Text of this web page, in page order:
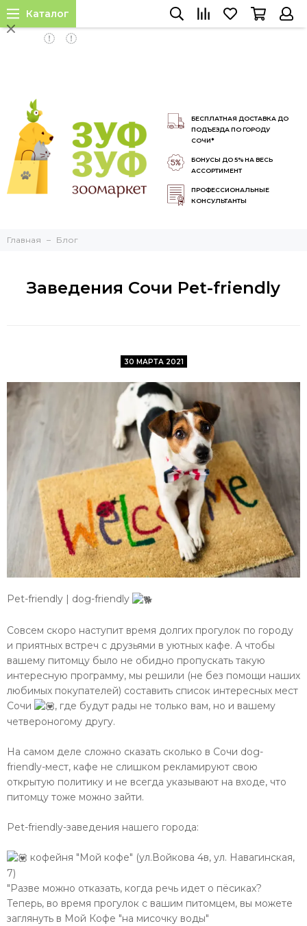
INSTALL APP
БЕСПЛАТНАЯ ДОСТАВКА ДО
ПОДЪЕЗДА ПО ГОРОДУ
СОЧИ*
БОНУСЫ ДО 5% НА ВЕСЬ
АССОРТИМЕНТ
ПРОФЕССИОНАЛЬНЫЕ
КОНСУЛЬТАНТЫ
Каталог
Главная Блог
Заведения Сочи Pet-friendly
30 МАРТА 2021
Pet-friendly | dog-friendly
Совсем скоро наступит время долгих прогулок по городу
и приятных встреч с друзьями в уютных кафе. А чтобы
вашему питомцу было не обидно пропускать такую
интересную программу, мы решили (не без помощи наших
любимых покупателей) составить список интересных мест
Сочи
, где будут рады не только вам, но и вашему
четвероногому другу.
На самом деле сложно сказать сколько в Сочи dog-
friendly-мест, кафе не слишком рекламируют свою
открытую политику и не всегда указывают на входе, что
питомцу тоже можно зайти.
Pet-friendly-заведения нашего города:
кофейня "Мой кофе" (ул.Войкова 4в, ул. Навагинская,
7)
"Разве можно отказать, когда речь идет о пёсиках?
Теперь, во время прогулок с вашим питомцем, вы можете
заглянуть в Мой Кофе "на мисочку воды"